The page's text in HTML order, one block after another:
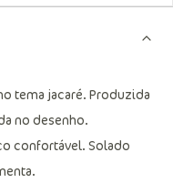
tema jacaré. Produzida
no desenho.